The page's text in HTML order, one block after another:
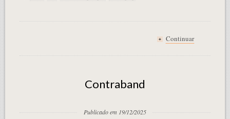
+ Continuar
Contraband
Publicado em 19/12/2025